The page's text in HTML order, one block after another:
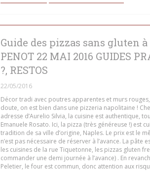
Guide des pizzas sans gluten
PENOT 22 MAI 2016 GUIDES
?, RESTOS
22/05/2016
Décor tradi avec poutres apparentes et murs
doute, on est bien dans une pizzeria napolitaine !
adresse d’Aurelio Silvia, la cuisine est authentique,
Emanuele Rosato. Ici, la pizza (très généreuse !) est
tradition de sa ville d’origine, Naples. Le prix est le
n’est pas nécessaire de réserver à l’avance. La
les cuisines de la rue Tiquetonne, les pizzas gluten
commander une demi journée à l’avance) . En
Peletier, le four est commun, donc attention aux